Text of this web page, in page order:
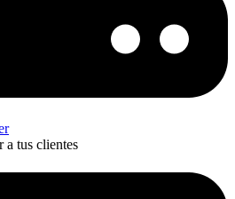
a tus clientes